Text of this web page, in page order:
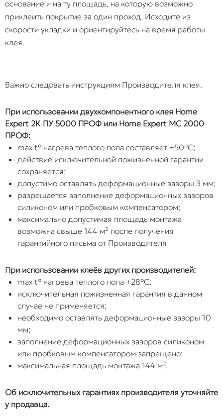
основание и на ту площадь, на которую возможно
приклеить покрытие за один проход. Исходите из
скорости укладки и ориентируйтесь на время работы
клея.
Важно следовать инструкциям Производителя клея.
При использовании двухкомпонентного клея Home
Expert 2К ПУ 5000 ПРОФ или Home Expert МС 2000
ПРОФ:
max t° нагрева теплого пола составляет +50°C;
действие исключительной пожизненной гарантии
сохраняется;
допустимо оставлять деформационные зазоры 3 мм;
разрешается заполнение деформационных зазоров
силиконом или пробковым компенсатором;
максимально допустимая площадь монтажа
возможна свыше 144 м² после получения
гарантийного письма от Производителя
При использовании клеёв других производителей:
max t° нагрева теплого пола +28°C;
исключительная пожизненная гарантия в данном
случае не применяется;
необходимо оставлять деформационные зазоры 10
мм;
заполнение деформационных зазоров силиконом
или пробковым компенсатором запрещено;
максимальная площадь монтажа 144 м².
Об исключительных гарантиях производителя уточняйте
у продавца.